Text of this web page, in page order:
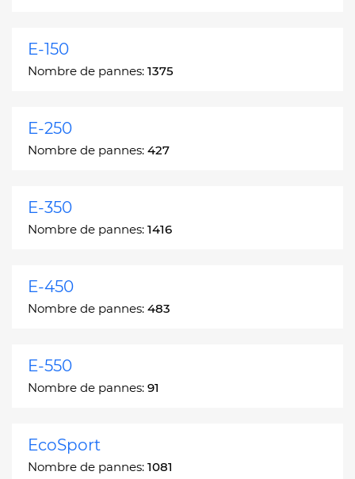
E-150
Nombre de pannes: 1375
E-250
Nombre de pannes: 427
E-350
Nombre de pannes: 1416
E-450
Nombre de pannes: 483
E-550
Nombre de pannes: 91
EcoSport
Nombre de pannes: 1081